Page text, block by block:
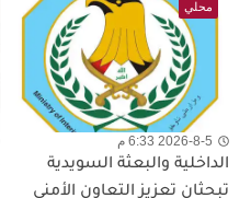
محلي
2026-8-5 6:33 م
الداخلية والبعثة السويدية
تبحثان تعزيز التعاون الأمني